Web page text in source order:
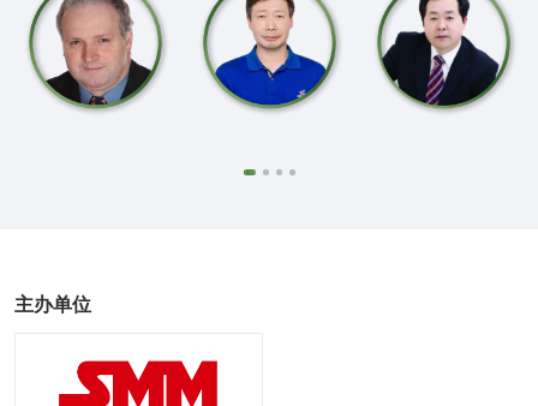
主办单位